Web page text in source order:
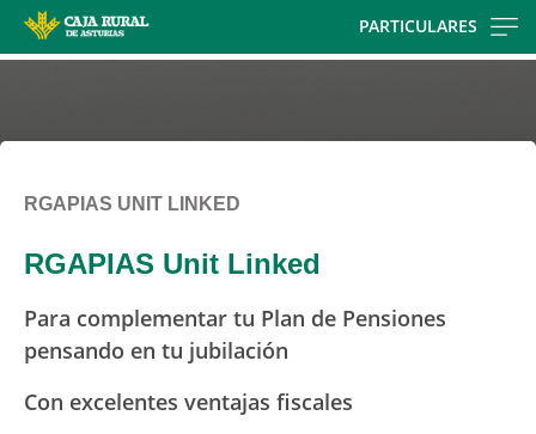
PARTICULARES
RGAPIAS UNIT LINKED
RGAPIAS Unit Linked
Para complementar tu Plan de Pensiones
pensando en tu jubilación
Con excelentes ventajas fiscales